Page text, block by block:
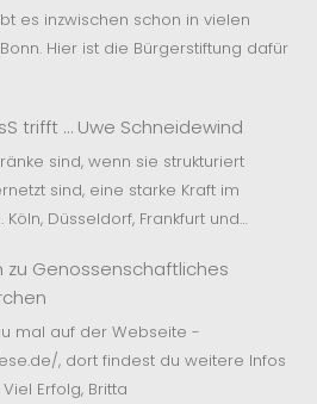
es inzwischen schon in vielen
Hier ist die Bürgerstiftung dafür
trifft … Uwe Schneidewind
sind, wenn sie strukturiert
sind, eine starke Kraft im
Düsseldorf, Frankfurt und…
zu Genossenschaftliches
mal auf der Webseite -
, dort findest du weitere Infos
Erfolg, Britta